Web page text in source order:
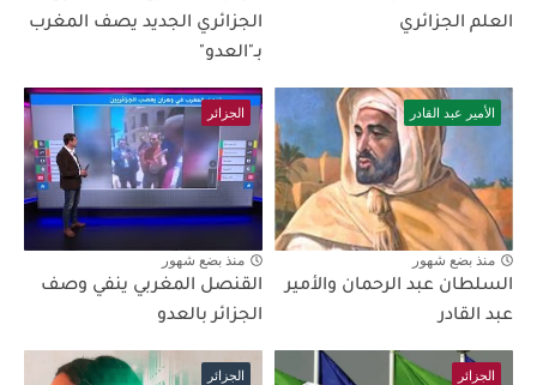
العلم الجزائري
الجزائري الجديد يصف المغرب
بـ"العدو"
الأمير عبد القادر
منذ بضع شهور
السلطان عبد الرحمان والأمير
عبد القادر
الجزائر
منذ بضع شهور
القنصل المغربي ينفي وصف
الجزائر بالعدو
الجزائر الجزائر